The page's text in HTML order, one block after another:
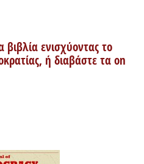
ενισχύοντας το
ή διαβάστε τα on